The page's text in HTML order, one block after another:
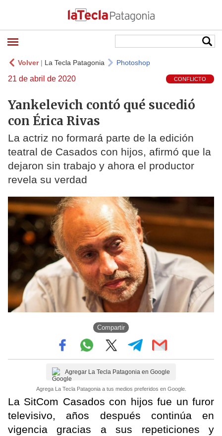
Volver| La Tecla Patagonia Photoshop
21 de abril de 2020 CONFLICTO
Yankelevich contó qué sucedió
con Érica Rivas
La actriz no formará parte de la edición
teatral de Casados con hijos, afirmó que la
dejaron sin trabajo y ahora el productor
revela su verdad
Compartir
Agregar La Tecla Patagonia en Google
Agrega La Tecla Patagonia a tus medios preferidos en Google.
La SitCom Casados con hijos fue un furor
televisivo, años después continúa en
vigencia gracias a sus repeticiones y